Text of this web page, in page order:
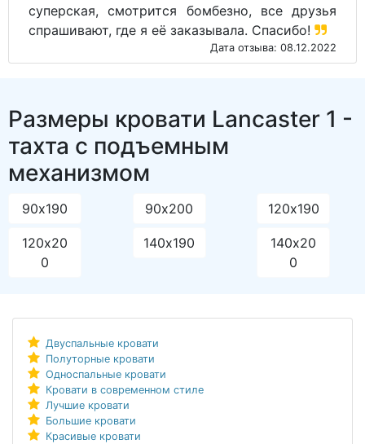
суперская, смотрится бомбезно, все друзья
спрашивают, где я её заказывала. Спасибо!
Дата отзыва: 08.12.2022
Размеры кровати Lancaster 1 -
тахта с подъемным
механизмом
90х190 90х200 120х190
120х20
0
140х190
140х20
0
Двуспальные кровати
Полуторные кровати
Односпальные кровати
Кровати в современном стиле
Лучшие кровати
Большие кровати
Красивые кровати